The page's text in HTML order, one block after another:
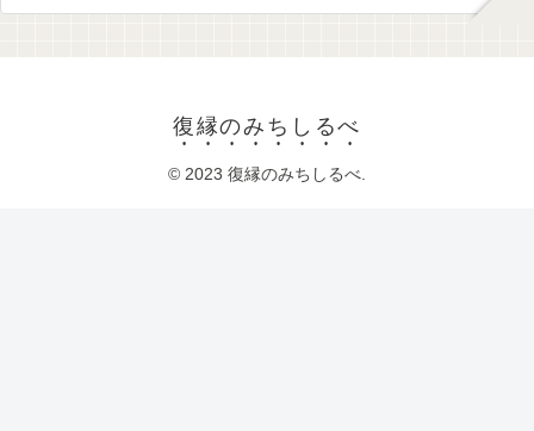
復縁のみちしるべ
© 2023 復縁のみちしるべ.